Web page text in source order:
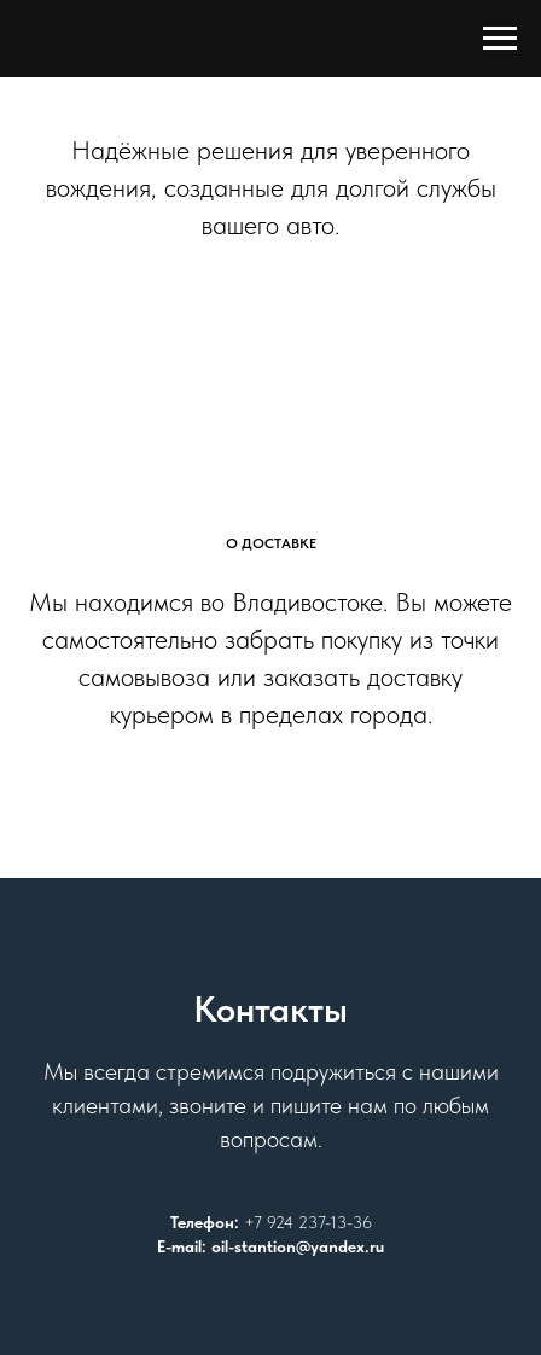
Надёжные решения для уверенного
вождения, созданные для долгой службы
вашего авто.
О ДОСТАВКЕ
Мы находимся во Владивостоке. Вы можете
самостоятельно забрать покупку из точки
самовывоза или заказать доставку
курьером в пределах города.
Контакты
Мы всегда стремимся подружиться с нашими
клиентами, звоните и пишите нам по любым
вопросам.
Телефон: +7 924 237-13-36
E-mail: oil-stantion@yandex.ru